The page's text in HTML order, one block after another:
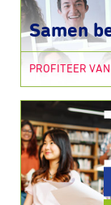
Samen
PROFITEER